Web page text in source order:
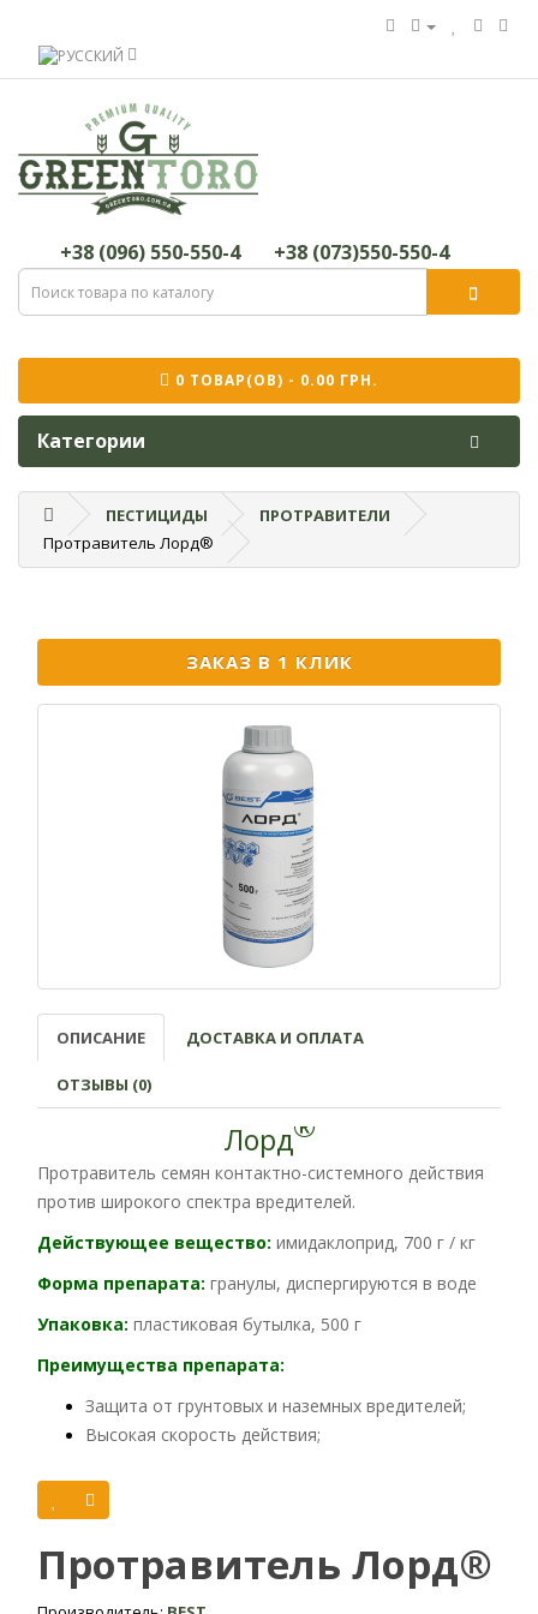
+38 (096) 550-550-4 +38 (073)550-550-4
0 ТОВАР(ОВ) - 0.00 ГРН.
Категории
ПЕСТИЦИДЫ
ПРОТРАВИТЕЛИ
Протравитель Лорд®
ЗАКАЗ В 1 КЛИК
ОПИСАНИЕ ДОСТАВКА И ОПЛАТА
ОТЗЫВЫ (0)
Лорд®
Протравитель семян контактно-системного действия
против широкого спектра вредителей.
Действующее вещество: имидаклоприд, 700 г / кг
Форма препарата: гранулы, диспергируются в воде
Упаковка: пластиковая бутылка, 500 г
Преимущества препарата:
Защита от грунтовых и наземных вредителей;
Высокая скорость действия;
Возможность применения с большинством
фунгицидных протравителей;
Отсутствие резистентности у вредителей.
Механизм действия:
Действующее вещество
Протравитель Лорд®